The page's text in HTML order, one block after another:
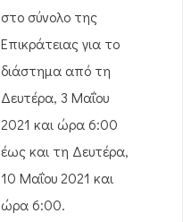
στο σύνολο της
Επικράτειας για το
διάστημα από τη
Δευτέρα, 3 Μαΐου
2021 και ώρα 6:00
έως και τη Δευτέρα,
10 Μαΐου 2021 και
ώρα 6:00.